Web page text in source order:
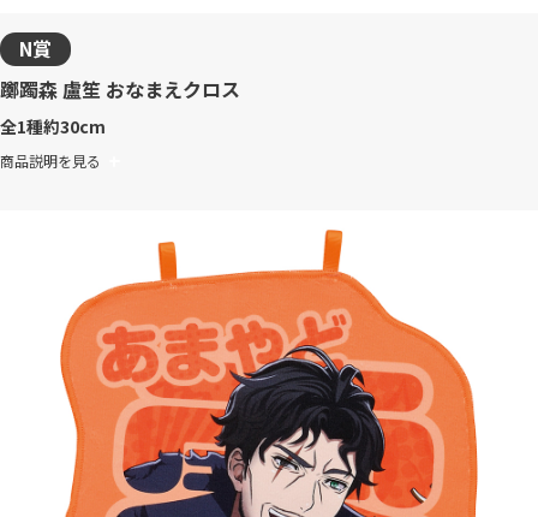
N賞
躑躅森 盧笙 おなまえクロス
全1種約30cm
商品説明を見る